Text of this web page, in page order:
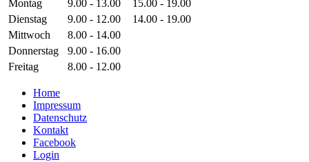
Montag 9.00 - 13.00
15.00 - 19.00
Dienstag
9.00 - 12.00
14.00 - 19.00
Mittwoch
8.00 - 14.00
Donnerstag
9.00 - 16.00
Freitag
8.00 - 12.00
Home
Impressum
Datenschutz
Kontakt
Facebook
Login